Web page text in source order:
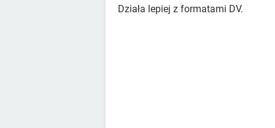
Działa lepiej z formatami DV.